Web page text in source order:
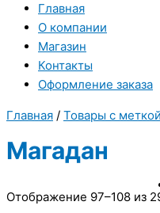
Главная
О компании
Магазин
Контакты
Оформление заказа
Главная / Товары с
Магадан
Отображение 97–108 из